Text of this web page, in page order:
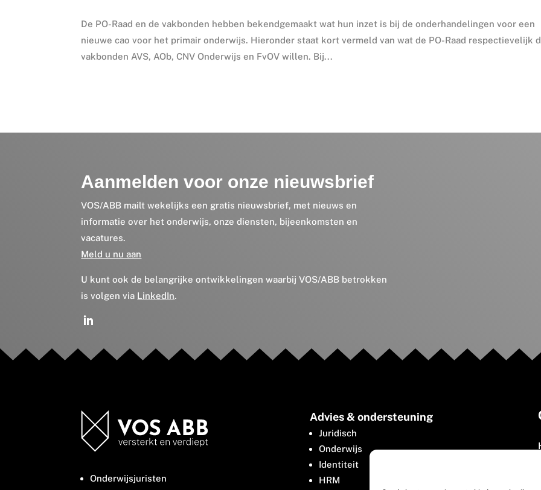
De PO-Raad en de vakbonden hebben bekendgemaakt wat hun inzet is bij de onderhandelingen voor een
nieuwe cao voor het primair onderwijs. Hieronder staat kort vermeld van wat de PO-Raad respectievelijk
vakbonden AVS, AOb, CNV Onderwijs en FvOV willen. Bij...
Aanmelden voor onze nieuwsbrief
VOS/ABB mailt wekelijks een gratis nieuwsbrief, met nieuws en
informatie over het onderwijs, onze diensten, bijeenkomsten en
vacatures.
Meld u nu aan
U kunt ook de belangrijke ontwikkelingen waarbij VOS/ABB betrokken
is volgen via LinkedIn.
Onderwijsjuristen
Advies & ondersteuning
Juridisch
Onderwijs
Identiteit
HRM